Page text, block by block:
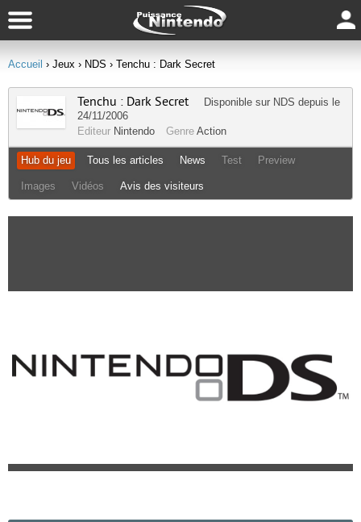
Accueil › Jeux › NDS › Tenchu : Dark Secret
Tenchu : Dark Secret Disponible sur NDS depuis le
24/11/2006
Editeur Nintendo Genre Action
Hub du jeu Tous les articles News Test Preview
Images Vidéos Avis des visiteurs